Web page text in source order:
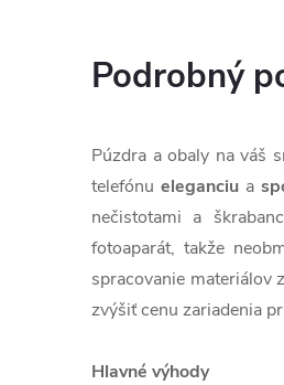
Podrobný
Púzdra a obaly na váš
telefónueleganciu a
nečistotami a
fotoaparát, takže
spracovanie materiálov
zvýšiť cenu zariadenia
Hlavné výhody